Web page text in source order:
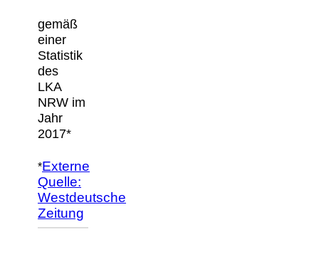
gemäß
einer
Statistik
des
LKA
NRW im
Jahr
2017*
*Externe
Quelle:
Westdeutsche
Zeitung